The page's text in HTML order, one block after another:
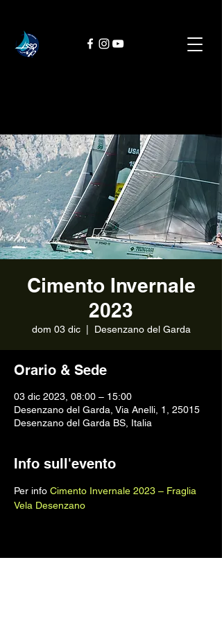
Cimento Invernale
2023
dom 03 dic
  |
Desenzano del Garda
Orario & Sede
03 dic 2023, 08:00 – 15:00
Desenzano del Garda, Via Anelli, 1, 25015
Desenzano del Garda BS, Italia
Info sull'evento
Per info Cimento Invernale 2023 – Fraglia
Vela Desenzano